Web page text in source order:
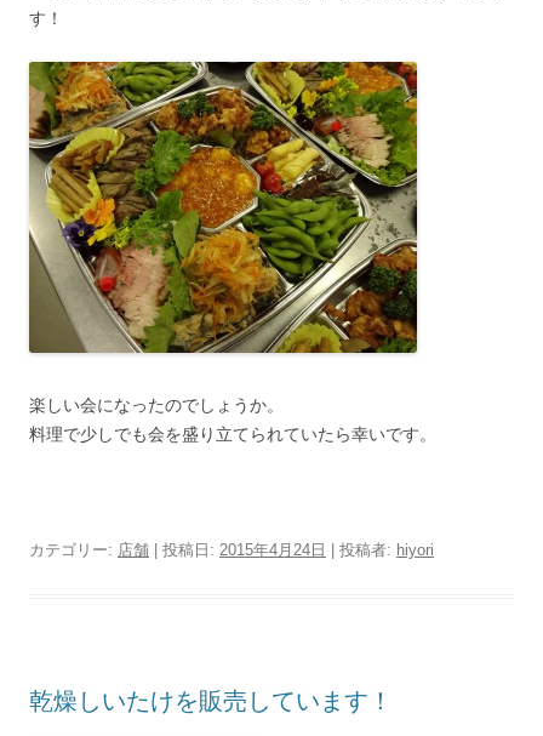
す！
楽しい会になったのでしょうか。
料理で少しでも会を盛り立てられていたら幸いです。
カテゴリー: 店舗 | 投稿日: 2015年4月24日 投稿者: hiyori
乾燥しいたけを販売しています！